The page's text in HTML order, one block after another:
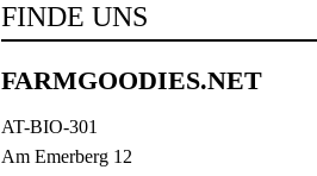
FINDE UNS
FARMGOODIES.NET
AT-BIO-301
Am Emerberg 12